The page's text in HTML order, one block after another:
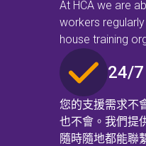
At HCA we are
workers
house training
24/
您的支援需求不
也不會。我們提
隨時隨地都能聯